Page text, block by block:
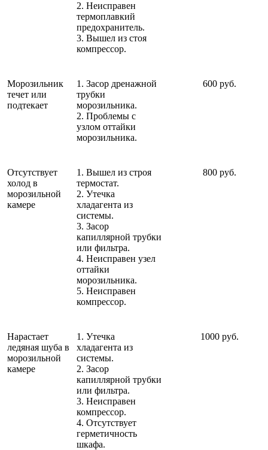
2. Неисправен
термоплавкий
предохранитель.
3. Вышел из стоя
компрессор.
Морозильник
течет или
подтекает
1. Засор дренажной
трубки
морозильника.
2. Проблемы с
узлом оттайки
морозильника.
600 руб.
Отсутствует
холод в
морозильной
камере
1. Вышел из строя
термостат.
2. Утечка
хладагента из
системы.
3. Засор
капиллярной трубки
или фильтра.
4. Неисправен узел
оттайки
морозильника.
5. Неисправен
компрессор.
800 руб.
Нарастает
ледяная шуба в
морозильной
камере
1. Утечка
хладагента из
системы.
2. Засор
капиллярной трубки
или фильтра.
3. Неисправен
компрессор.
4. Отсутствует
герметичность
шкафа.
1000 руб.